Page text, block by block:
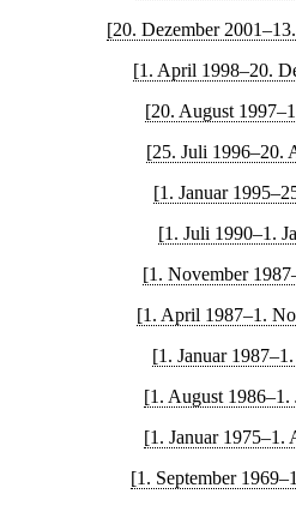
[20. Dezember
[1. April 1998–20.
[20. August
[25. Juli 1996–20.
[1. Januar
[1. Juli 1990–1.
[1. November
[1. April 1987–1.
[1. Januar
[1. August 1986–1.
[1. Januar 1975–1.
[1. September